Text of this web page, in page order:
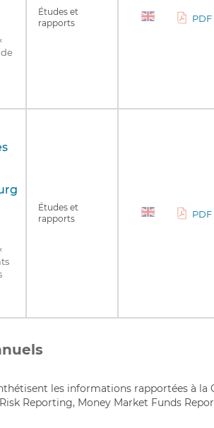
Études et
rapports
PDF
Études et
rapports
PDF
les informations rapportées à la
Reporting, Money Market Funds